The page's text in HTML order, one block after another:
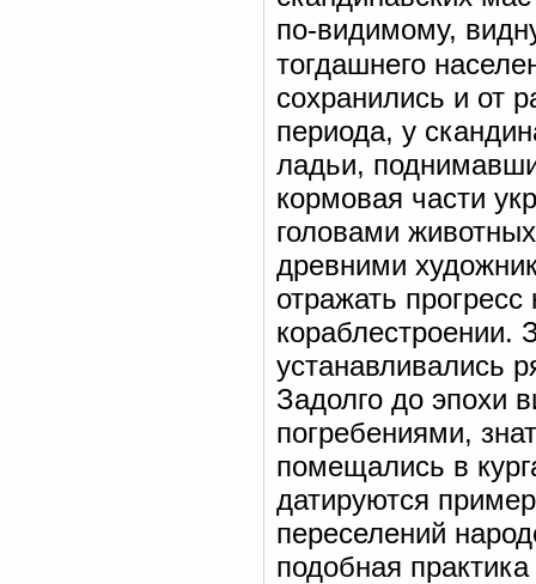
по-видимому,
тогдашнего
сохранились и от
периода, у
ладьи,
кормовая части
головами
древними
отражать
кораблестроении.
устанавливались
Задолго до эпохи
погребениями,
помещались в
датируются
переселений
подобная